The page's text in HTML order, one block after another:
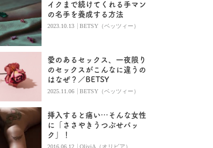
イクまで続けてくれる手マン
の名手を養成する方法
2023.10.13 | BETSY（ベッツィー）
愛のあるセックス、一夜限り
のセックスがこんなに違うの
はなぜ？／BETSY
2025.11.06 | BETSY（ベッツィー）
挿入すると痛い…そんな女性
に「ささやきうつぶせバッ
ク」！